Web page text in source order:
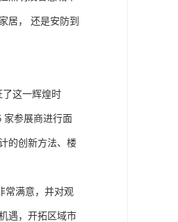
居， 还是安防到
了这一辉煌时
家参展商进行面
的创新方法、楼
常满意，并对观
遇，开拓区域市